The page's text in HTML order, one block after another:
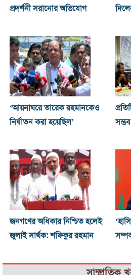
প্রদর্শনী সরানোর অভিযোগ
‘আয়নাঘরে তারেক রহমানকেও
নির্যাতন করা হয়েছিল’
জনগণের অধিকার নিশ্চিত হলেই
জুলাই সার্থক: শফিকুর রহমান